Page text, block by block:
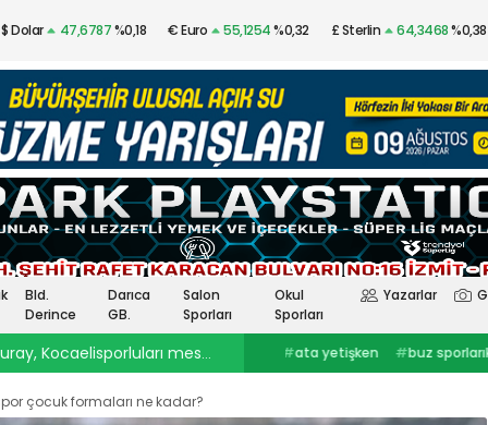
$ Dolar 47,6787%0,18 € Euro 55,1254%0,32 £ Sterlin 64,3468%0,38
Bld.
Derince
Darıca
GB.
Salon
Sporları
Okul
Sporları
Yazarlar
Kocaelisporluları mest etti Onurcan Piri: Kocaeli Stadı’nın atmosferini
#ata yetişken #buz sporlarıkocaelispor
haberleri
#göztepekocaelispor
# selçuk inankağıtspor
ercinkocaelispor
#hodri meydanFurkan
# Selçuk İnan
#Kocaelispor
#Kocaelispor #
çocuk formaları ne kadar?